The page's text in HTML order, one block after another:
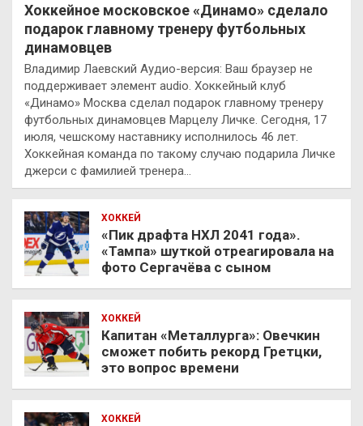
Хоккейное московское «Динамо» сделало
подарок главному тренеру футбольных
динамовцев
Владимир Лаевский Аудио-версия: Ваш браузер не
поддерживает элемент audio. Хоккейный клуб
«Динамо» Москва сделал подарок главному тренеру
футбольных динамовцев Марцелу Личке. Сегодня, 17
июля, чешскому наставнику исполнилось 46 лет.
Хоккейная команда по такому случаю подарила Личке
джерси с фамилией тренера…
ХОККЕЙ
«Пик драфта НХЛ 2041 года».
«Тампа» шуткой отреагировала на
фото Сергачёва с сыном
ХОККЕЙ
Капитан «Металлурга»: Овечкин
сможет побить рекорд Гретцки,
это вопрос времени
ХОККЕЙ